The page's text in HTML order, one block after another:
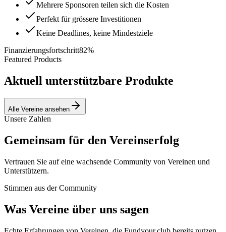
Mehrere Sponsoren teilen sich die Kosten
Perfekt für grössere Investitionen
Keine Deadlines, keine Mindestziele
Finanzierungsfortschritt82%
Featured Products
Aktuell unterstützbare Produkte
Alle Vereine ansehen
Unsere Zahlen
Gemeinsam für den Vereinserfolg
Vertrauen Sie auf eine wachsende Community von Vereinen und
Unterstützern.
Stimmen aus der Community
Was Vereine über uns sagen